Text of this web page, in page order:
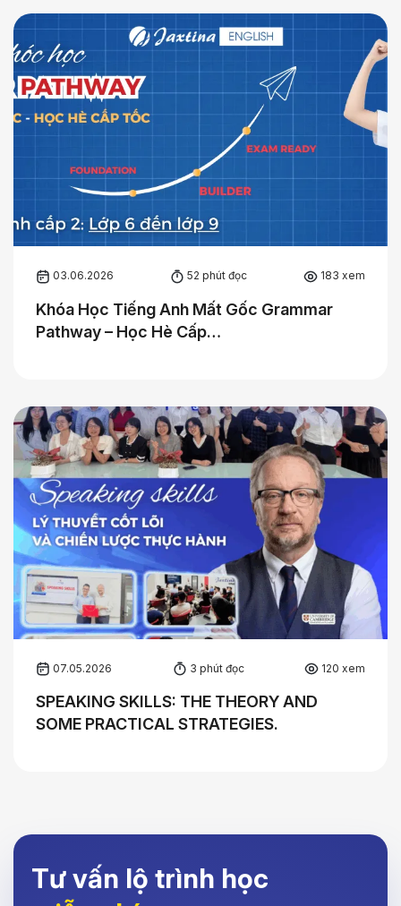
03.06.2026 52 phút đọc 183 xem
Khóa Học Tiếng Anh Mất Gốc Grammar
Pathway – Học Hè Cấp…
07.05.2026 3 phút đọc 120 xem
SPEAKING SKILLS: THE THEORY AND
SOME PRACTICAL STRATEGIES.
Tư vấn lộ trình học